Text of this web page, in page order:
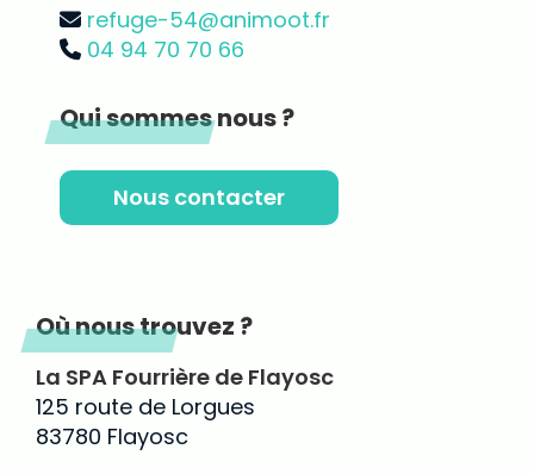
refuge-54@animoot.fr
04 94 70 70 66
Qui sommes nous ?
Nous contacter
Où nous trouvez ?
La SPA Fourrière de Flayosc
125 route de Lorgues
83780 Flayosc